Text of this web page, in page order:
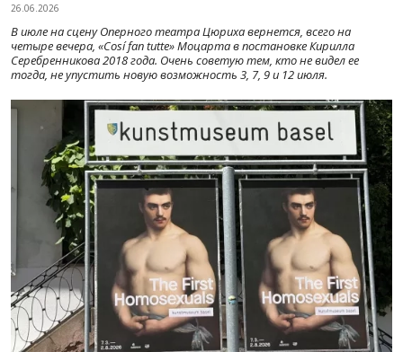
26.06.2026
В июле на сцену Оперного театра Цюриха вернется, всего на
четыре вечера, «Cosí fan tutte» Моцарта в постановке Кирилла
Серебренникова 2018 года. Очень советую тем, кто не видел ее
тогда, не упустить новую возможность 3, 7, 9 и 12 июля.